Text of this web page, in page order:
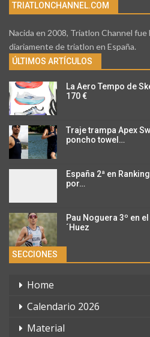
TRIATLONCHANNEL.COM
Nacida en 2008, Triatlon Channel
diariamente de triatlon en España.
ÚLTIMOS ARTÍCULOS
La Aero Tempo de
170 €
Traje trampa Apex
poncho towel…
España 2ª en
por…
Pau Noguera 3º en
´Huez
SECCIONES
Home
Calendario 2026
Material